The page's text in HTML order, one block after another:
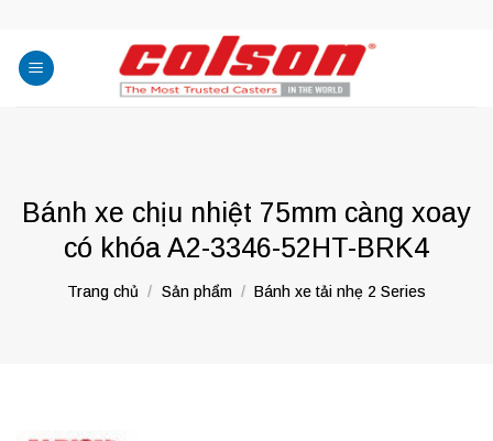
content
Bánh xe chịu nhiệt 75mm càng xoay
có khóa A2-3346-52HT-BRK4
Trang chủ / Sản phẩm / Bánh xe tải nhẹ 2 Series